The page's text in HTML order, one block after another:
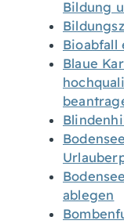
Bildung
Bioabfall
Blaue
ablegen